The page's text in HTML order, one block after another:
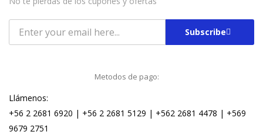
Subscribe
Metodos de pago:
Llámenos:
+56 2 2681 6920 | +56 2 2681 5129 | +562 2681 4478 | +569
9679 2751